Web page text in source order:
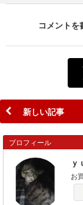
コメントを
新しい記事
プロフィール
お